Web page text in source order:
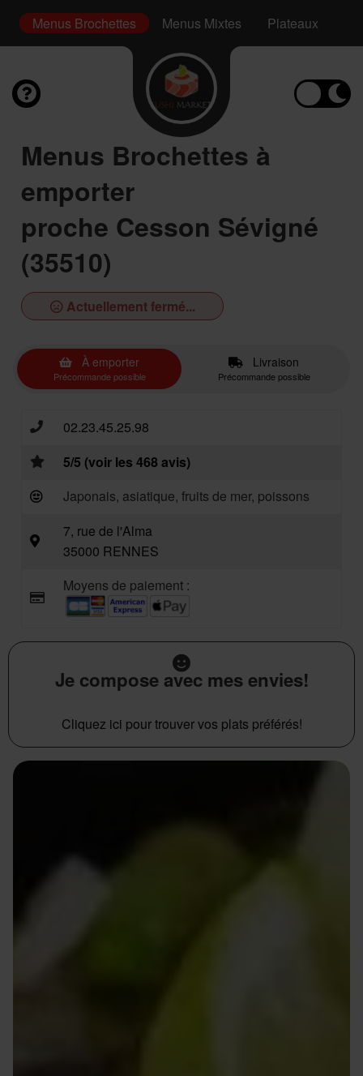
Menus Brochettes Menus Mixtes Plateaux
Menus Brochettes à
emporter
proche Cesson Sévigné
(35510)
Actuellement fermé...
À emporter
Précommande possible
Livraison
Précommande possible
02.23.45.25.98
5/5 (voir les 468 avis)
Japonais, asiatique, fruits de mer, poissons
7, rue de l'Alma
35000 RENNES
Moyens de paiement :
Je compose avec mes envies!
Cliquez ici pour trouver vos plats préférés!